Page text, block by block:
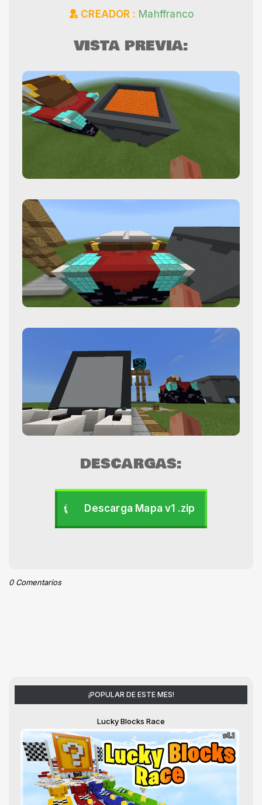
CREADOR : Mahffranco
VISTA PREVIA:
DESCARGAS:
Descarga Mapa v1 .zip
0 Comentarios
¡POPULAR DE ESTE MES!
Lucky Blocks Race